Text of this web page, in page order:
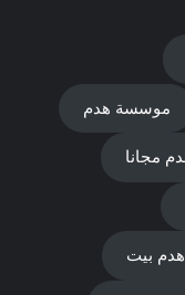
موسسة هدم
مجانا
هدم بيت